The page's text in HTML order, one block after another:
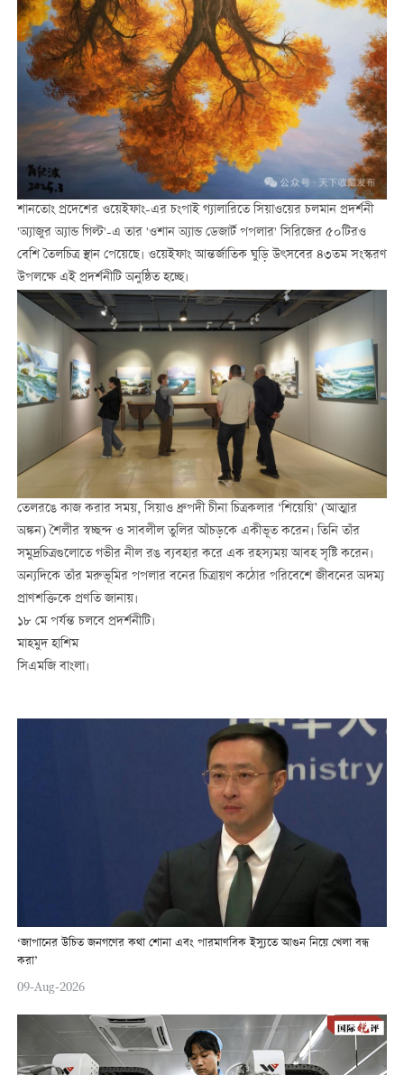
শানতোং প্রদেশের ওয়েইফাং-এর চংপাই গ্যালারিতে সিয়াওয়ের চলমান প্রদর্শনী
'অ্যাজুর অ্যান্ড গিল্ট'-এ তার 'ওশান অ্যান্ড ডেজার্ট পপলার' সিরিজের ৫০টিরও
বেশি তৈলচিত্র স্থান পেয়েছে। ওয়েইফাং আন্তর্জাতিক ঘুড়ি উৎসবের ৪৩তম সংস্করণ
উপলক্ষে এই প্রদর্শনীটি অনুষ্ঠিত হচ্ছে।
তেলরঙে কাজ করার সময়, সিয়াও ধ্রুপদী চীনা চিত্রকলার ‘শিয়েয়ি’ (আত্মার
অঙ্কন) শৈলীর স্বচ্ছন্দ ও সাবলীল তুলির আঁচড়কে একীভূত করেন। তিনি তাঁর
সমুদ্রচিত্রগুলোতে গভীর নীল রঙ ব্যবহার করে এক রহস্যময় আবহ সৃষ্টি করেন।
অন্যদিকে তাঁর মরুভূমির পপলার বনের চিত্রায়ণ কঠোর পরিবেশে জীবনের অদম্য
প্রাণশক্তিকে প্রণতি জানায়।
১৮ মে পর্যন্ত চলবে প্রদর্শনীটি।
মাহমুদ হাশিম
সিএমজি বাংলা।
‘জাপানের উচিত জনগণের কথা শোনা এবং পারমাণবিক ইস্যুতে আগুন নিয়ে খেলা বন্ধ
করা’
09-Aug-2026